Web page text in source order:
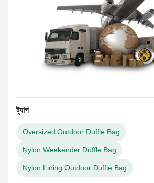
ট্যাগ
Oversized Outdoor Duffle Bag
Nylon Weekender Duffle Bag
Nylon Lining Outdoor Duffle Bag